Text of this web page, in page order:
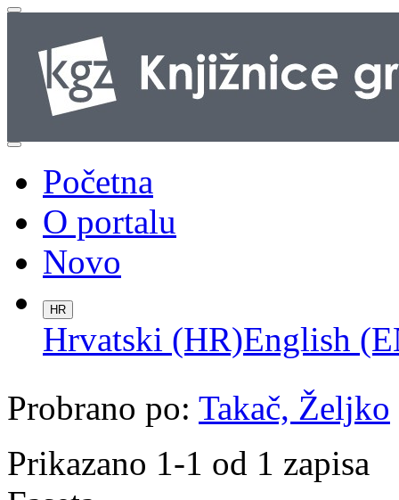
Početna
O portalu
Novo
HR
Hrvatski (HR)English
Probrano po: Takač, Željko
Prikazano 1-1 od 1 zapisa